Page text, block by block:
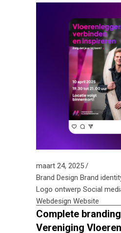
maart 24, 2025
Brand Design Brand
Logo ontwerp Social
Webdesign Website
Complete
Vereniging